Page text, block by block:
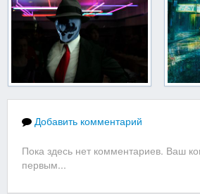
Добавить комментарий
Пока здесь нет комментариев. Ваш
первым...